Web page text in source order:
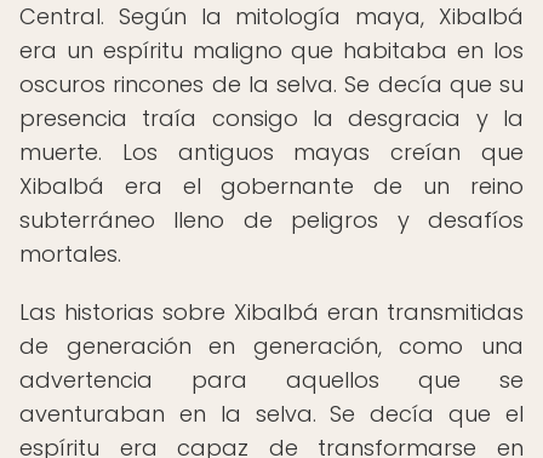
Central. Según la mitología maya, Xibalbá
era un espíritu maligno que habitaba en los
oscuros rincones de la selva. Se decía que su
presencia traía consigo la desgracia y la
muerte. Los antiguos mayas creían que
Xibalbá era el gobernante de un reino
subterráneo lleno de peligros y desafíos
mortales.
Las historias sobre Xibalbá eran transmitidas
de generación en generación, como una
advertencia para aquellos que se
aventuraban en la selva. Se decía que el
espíritu era capaz de transformarse en